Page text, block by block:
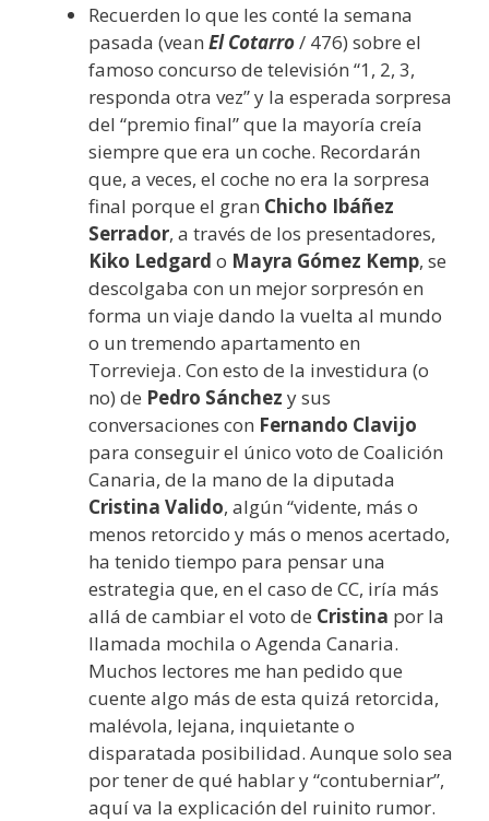
Recuerden lo que les conté la semana
pasada (vean El Cotarro/ 476) sobre el
famoso concurso de televisión “1, 2, 3,
responda otra vez” y la esperada sorpresa
del “premio final” que la mayoría creía
siempre que era un coche. Recordarán
que, a veces, el coche no era la sorpresa
final porque el gran Chicho Ibáñez
Serrador, a través de los presentadores,
Kiko Ledgard o Mayra Gómez Kemp, se
descolgaba con un mejor sorpresón en
forma un viaje dando la vuelta al mundo
o un tremendo apartamento en
Torrevieja. Con esto de la investidura (o
no) de Pedro Sánchez y sus
conversaciones con Fernando Clavijo
para conseguir el único voto de Coalición
Canaria, de la mano de la diputada
Cristina Valido, algún “vidente, más o
menos retorcido y más o menos acertado,
ha tenido tiempo para pensar una
estrategia que, en el caso de CC, iría más
allá de cambiar el voto de Cristina por la
llamada mochila o Agenda Canaria.
Muchos lectores me han pedido que
cuente algo más de esta quizá retorcida,
malévola, lejana, inquietante o
disparatada posibilidad. Aunque solo sea
por tener de qué hablar y “contuberniar”,
aquí va la explicación del ruinito rumor.